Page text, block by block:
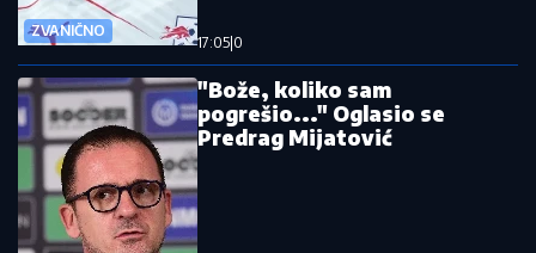
ZVANIČNO
17:05 0
"Bože, koliko sam
pogrešio..." Oglasio se
Predrag Mijatović